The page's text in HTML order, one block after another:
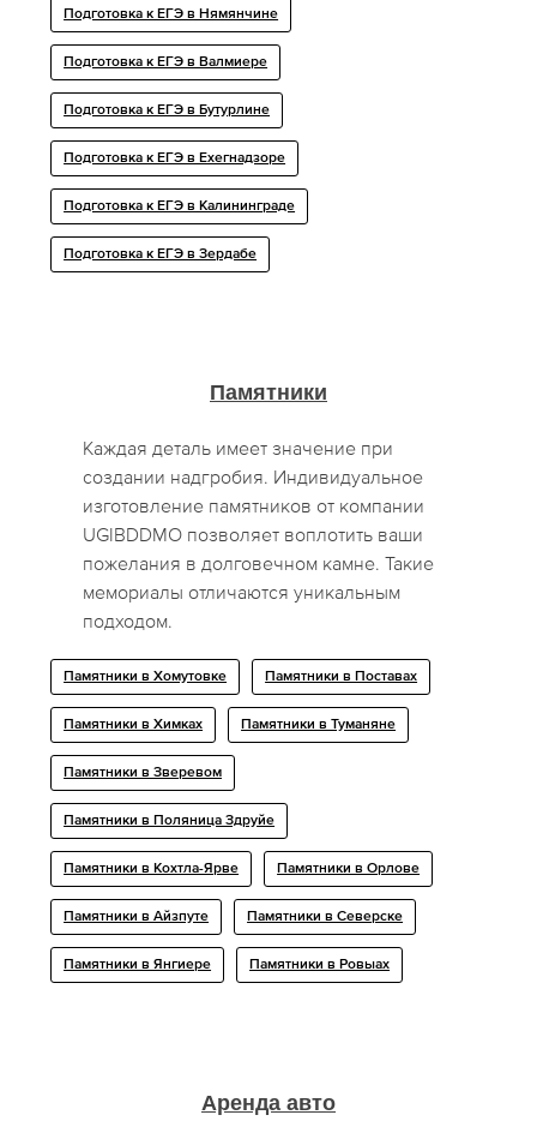
Подготовка к ЕГЭ в Нямянчине
Подготовка к ЕГЭ в Валмиере
Подготовка к ЕГЭ в Бутурлине
Подготовка к ЕГЭ в Ехегнадзоре
Подготовка к ЕГЭ в Калининграде
Подготовка к ЕГЭ в Зердабе
Памятники
Каждая деталь имеет значение при
создании надгробия. Индивидуальное
изготовление памятников от компании
UGIBDDMO позволяет воплотить ваши
пожелания в долговечном камне. Такие
мемориалы отличаются уникальным
подходом.
Памятники в Хомутовке Памятники в Поставах
Памятники в Химках Памятники в Туманяне
Памятники в Зверевом
Памятники в Поляница Здруйе
Памятники в Кохтла-Ярве Памятники в Орлове
Памятники в Айзпуте Памятники в Северске
Памятники в Янгиере Памятники в Ровыах
Аренда авто